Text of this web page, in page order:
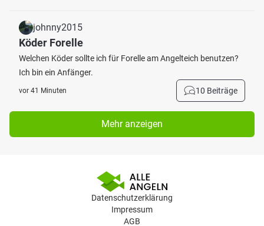
johnny2015
Köder Forelle
Welchen Köder sollte ich für Forelle am Angelteich benutzen?
Ich bin ein Anfänger.
vor 41 Minuten 10 Beiträge
Mehr anzeigen
Datenschutzerklärung
Impressum
AGB